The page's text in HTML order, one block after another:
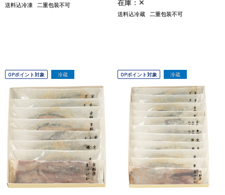
送料込冷凍 二重包装不可 在庫：✕
送料込冷蔵 二重包装不可
OPポイント対象 冷蔵 OPポイント対象 冷蔵